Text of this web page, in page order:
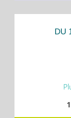
DU